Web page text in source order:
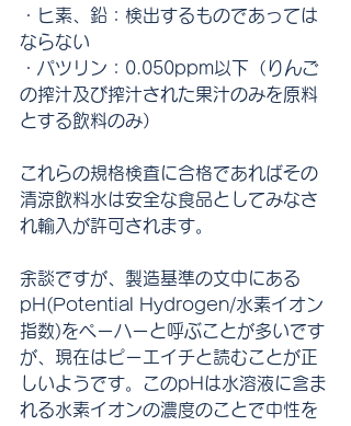
・ヒ素、鉛：検出するものであっては
ならない
・パツリン：0.050ppm以下（りんご
の搾汁及び搾汁された果汁のみを原料
とする飲料のみ）
これらの規格検査に合格であればその
清涼飲料水は安全な食品としてみなさ
れ輸入が許可されます。
余談ですが、製造基準の文中にある
pH(Potential Hydrogen/水素イオン
指数)をペーハーと呼ぶことが多いです
が、現在はピーエイチと読むことが正
しいようです。このpHは水溶液に含ま
れる水素イオンの濃度のことで中性を